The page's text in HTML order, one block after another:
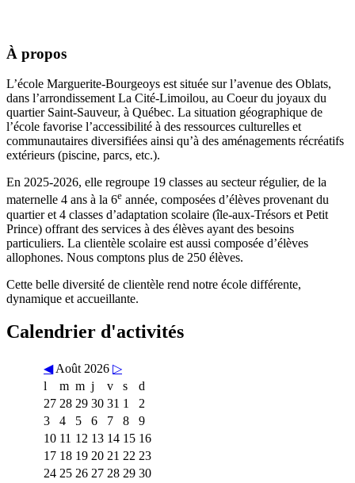
À propos
L’école Marguerite-Bourgeoys est située sur l’avenue des Oblats,
dans l’arrondissement La Cité-Limoilou, au Coeur du joyaux du
quartier Saint-Sauveur, à Québec. La situation géographique de
l’école favorise l’accessibilité à des ressources culturelles et
communautaires diversifiées ainsi qu’à des aménagements récréatifs
extérieurs (piscine, parcs, etc.).
En 2025-2026, elle regroupe 19 classes au secteur régulier, de la
maternelle 4 ans à la 6e année, composées d’élèves provenant du
quartier et 4 classes d’adaptation scolaire (île-aux-Trésors et Petit
Prince) offrant des services à des élèves ayant des besoins
particuliers. La clientèle scolaire est aussi composée d’élèves
allophones. Nous comptons plus de 250 élèves.
Cette belle diversité de clientèle rend notre école différente,
dynamique et accueillante.
Calendrier d'activités
◀ Août 2026 ▷
l
m m j v s
d
27 28 29 30 31 1
2
3
4 5 6 7 8
9
10 11 12 13 14 15 16
17 18 19 20 21 22 23
24 25 26 27 28 29 30